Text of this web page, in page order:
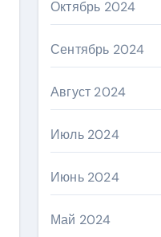
Октябрь 2024
Сентябрь 2024
Август 2024
Июль 2024
Июнь 2024
Май 2024